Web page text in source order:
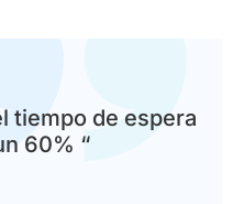
tiempo de espera
60% “